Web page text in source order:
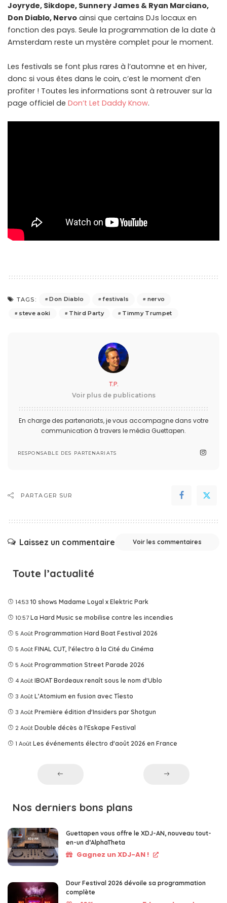
Joyryde, Sikdope, Sunnery James & Ryan Marciano,
Don Diablo, Nervo ainsi que certains DJs locaux en
fonction des pays. Seule la programmation de la date à
Amsterdam reste un mystère complet pour le moment.
Les festivals se font plus rares à l’automne et en hiver,
donc si vous êtes dans le coin, c’est le moment d’en
profiter ! Toutes les informations sont à retrouver sur la
page officiel de Don’t Let Daddy Know.
TAGS: Don Diablo festivals
nervo
steve aoki
Third Party Timmy Trumpet
T.P.
Voir plus de publications
En charge des partenariats, je vous accompagne dans votre
communication à travers le média Guettapen.
RESPONSABLE DES PARTENARIATS
PARTAGER SUR
Laissez un commentaire Voir les commentaires
Toute l’actualité
14:53 10 shows Madame Loyal x Elektric Park
10:57 La Hard Music se mobilise contre les incendies
5 Août Programmation Hard Boat Festival 2026
5 Août FINAL CUT, l'électro à la Cité du Cinéma
5 Août Programmation Street Parade 2026
4 Août IBOAT Bordeaux renaît sous le nom d'Ublo
3 Août L’Atomium en fusion avec Tîesto
3 Août Première édition d'Insiders par Shotgun
2 Août Double décès à l'Eskape Festival
1 Août Les événements électro d'août 2026 en France
Nos derniers bons plans
Guettapen vous offre le XDJ-AN, nouveau tout-
en-un d’AlphaTheta
Gagnez un XDJ-AN !
Dour Festival 2026 dévoile sa programmation
complète